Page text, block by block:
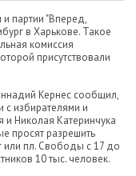
партии "Вперед,
в Харькове. Такое
комиссия
присутствовали
Кернес сообщил,
с избирателями и
Николая Катеринчука
просят разрешить
или пл. Свободы с 17 до
10 тыс. человек.